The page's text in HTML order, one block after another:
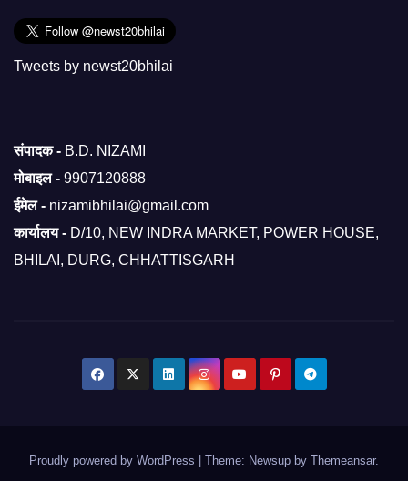
Tweets by newst20bhilai
संपादक - B.D. NIZAMI
मोबाइल - 9907120888
ईमेल - nizamibhilai@gmail.com
कार्यालय - D/10, NEW INDRA MARKET, POWER HOUSE,
BHILAI, DURG, CHHATTISGARH
Proudly powered by WordPress Theme: Newsup by Themeansar.